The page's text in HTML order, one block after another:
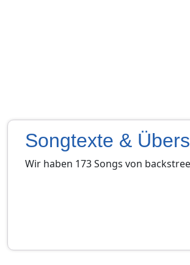
Songtexte &
Wir haben 173 Songs von